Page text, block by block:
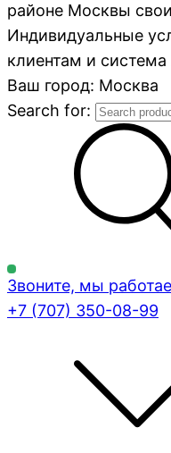
районе Москвы
Индивидуальные
клиентам и
Ваш город: Москва
Search for:
Звоните, мы
+7 (707) 350-08-99